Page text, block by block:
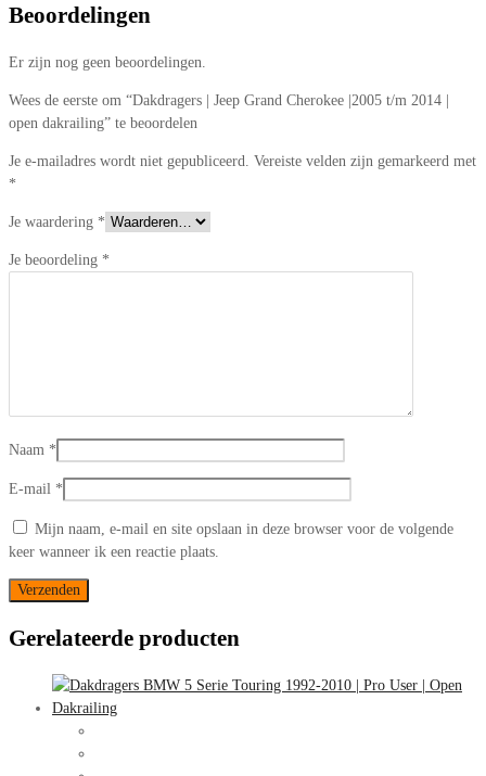
Beoordelingen
Er zijn nog geen beoordelingen.
Wees de eerste om “Dakdragers | Jeep Grand Cherokee |2005 t/m 2014 |
open dakrailing” te beoordelen
Je e-mailadres wordt niet gepubliceerd. Vereiste velden zijn gemarkeerd met
*
Je waardering *
Je beoordeling *
Naam *
E-mail *
Mijn naam, e-mail en site opslaan in deze browser voor de volgende
keer wanneer ik een reactie plaats.
Gerelateerde producten